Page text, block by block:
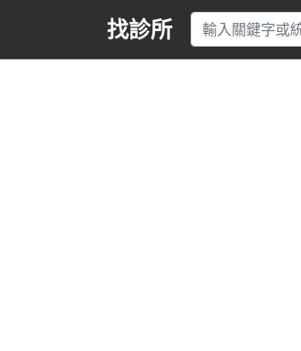
找診所